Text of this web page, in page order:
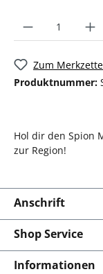
Zum
Produktnummer:
Hol dir den Spion
zur Region!
Anschrift
Shop Service
Informationen